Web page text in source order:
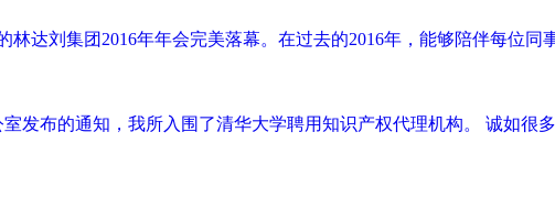
林达刘集团2016年年会完美落幕。在过去的2016年，能够陪伴每位
发布的通知，我所入围了清华大学聘用知识产权代理机构。 诚如很